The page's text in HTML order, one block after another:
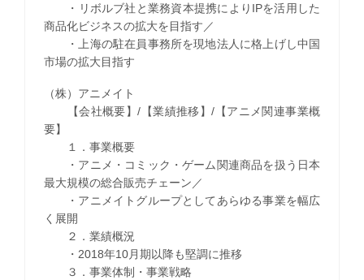
・リボルブ社と業務資本提携によりIPを活用した
商品化ビジネスの拡大を目指す／
・上海の駐在員事務所を現地法人に格上げし中国
市場の拡大目指す
（株）アニメイト
【会社概要】/【業績推移】/【アニメ関連事業概
要】
１．事業概要
・アニメ・コミック・ゲーム関連商品を扱う日本
最大規模の総合販売チェーン／
・アニメイトグループとしてあらゆる事業を幅広
く展開
２．業績概況
・2018年10月期以降も堅調に推移
３．事業体制・事業戦略